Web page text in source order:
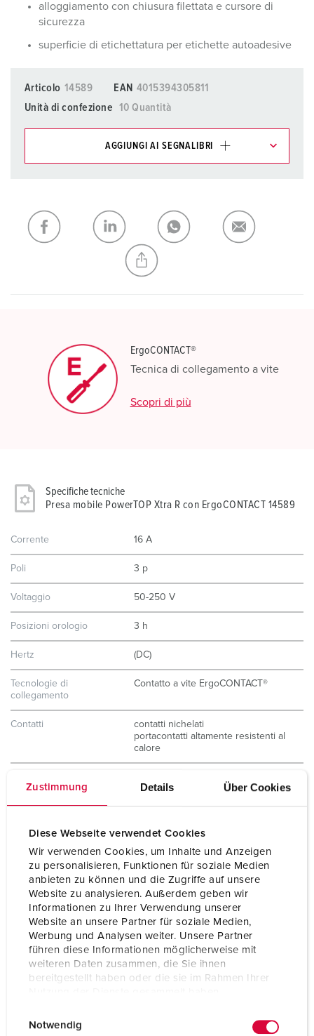
Zustimmung Details Über Cookies
Diese Webseite verwendet Cookies
Wir verwenden Cookies, um Inhalte und Anzeigen
zu personalisieren, Funktionen für soziale Medien
anbieten zu können und die Zugriffe auf unsere
Website zu analysieren. Außerdem geben wir
Informationen zu Ihrer Verwendung unserer
Website an unsere Partner für soziale Medien,
Werbung und Analysen weiter. Unsere Partner
führen diese Informationen möglicherweise mit
weiteren Daten zusammen, die Sie ihnen
bereitgestellt haben oder die sie im Rahmen Ihrer
Notwendig
alloggiamento con chiusura filettata e cursore di
sicurezza
superficie di etichettatura per etichette autoadesive
Articolo 14589 EAN 4015394305811
Unità di confezione
10 Quantità
AGGIUNGI AI SEGNALIBRI
CREA NUOVA LISTA
ErgoCONTACT®
Tecnica di collegamento a vite
Scopri di più
Specifiche tecniche
Presa mobile PowerTOP Xtra R con ErgoCONTACT 14589
Corrente 16 A
Poli 3 p
Voltaggio 50-250 V
Posizioni orologio 3 h
Hertz (DC)
Tecnologie di
collegamento
Contatto a vite ErgoCONTACT®
Contatti
contatti nichelati
portacontatti altamente resistenti al
calore
Peso 200 g
Dichiarazione di
conformità
CB Zertifikat